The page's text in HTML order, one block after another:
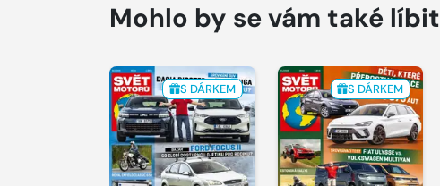
Mohlo by se vám také líbit
S DÁRKEM S DÁRKEM